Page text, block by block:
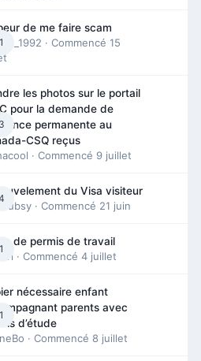
1
de me faire scam
· Commencé 15
3
les photos sur le portail
pour la demande de
permanente au
CSQ reçus
· Commencé 9 juillet
du Visa visiteur
· Commencé 21 juin
1
de permis de travail
· Commencé 4 juillet
1
nécessaire enfant
parents avec
d’étude
· Commencé 8 juillet